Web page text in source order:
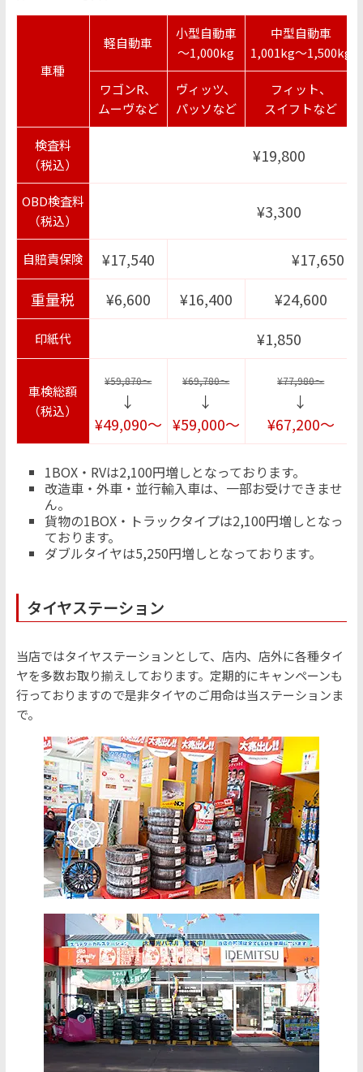
車種
軽自動車
小型自動車
〜1,000kg
中型自動車
1,001kg〜1,500kg
ワゴンR、
ムーヴなど
ヴィッツ、
パッソなど
フィット、
スイフトなど
検査料
（税込）
¥19,800
OBD検査料
（税込）
¥3,300
自賠責保険 ¥17,540
¥17,650
重量税
¥6,600 ¥16,400 ¥24,600
印紙代 ¥1,850
車検総額
（税込）
¥59,870〜
↓
¥49,090〜
¥69,780〜
↓
¥59,000〜
¥77,980〜
↓
¥67,200〜
1BOX・RVは2,100円増しとなっております。
改造車・外車・並行輸入車は、一部お受けできませ
ん。
貨物の1BOX・トラックタイプは2,100円増しとなっ
ております。
ダブルタイヤは5,250円増しとなっております。
タイヤステーション
当店ではタイヤステーションとして、店内、店外に各種タイ
ヤを多数お取り揃えしております。定期的にキャンペーンも
行っておりますので是非タイヤのご用命は当ステーションま
で。